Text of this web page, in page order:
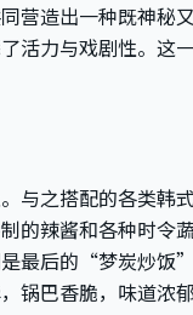
营造出一种既神秘
活力与戏剧性。这
与之搭配的各类韩
的辣酱和各种时令
最后的“梦炭炒饭
锅巴香脆，味道浓